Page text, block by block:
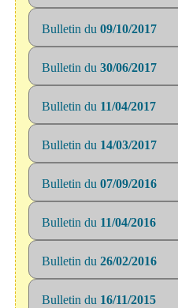
Bulletin du 09/10/2017
Bulletin du 30/06/2017
Bulletin du 11/04/2017
Bulletin du 14/03/2017
Bulletin du 07/09/2016
Bulletin du 11/04/2016
Bulletin du 26/02/2016
Bulletin du 16/11/2015